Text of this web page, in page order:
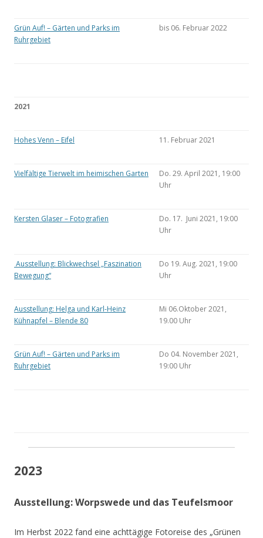
Grün Auf! – Gärten und Parks im
Ruhrgebiet
bis 06. Februar 2022
2021
Hohes Venn – Eifel 11. Februar 2021
Vielfältige Tierwelt im heimischen Garten
Do. 29. April 2021, 19:00
Uhr
Kersten Glaser – Fotografien
Do. 17. Juni 2021, 19:00
Uhr
Ausstellung: Blickwechsel „Faszination
Bewegung“
Do 19. Aug. 2021, 19:00
Uhr
Ausstellung: Helga und Karl-Heinz
Kühnapfel – Blende 80
Mi 06.Oktober 2021,
19.00 Uhr
Grün Auf! – Gärten und Parks im
Ruhrgebiet
Do 04. November 2021,
19:00 Uhr
2023
Ausstellung: Worpswede und das Teufelsmoor
Im Herbst 2022 fand eine achttägige Fotoreise des „Grünen